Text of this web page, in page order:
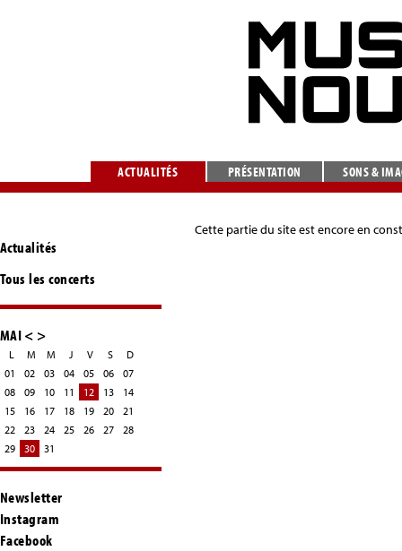
ACTUALITÉS PRÉSENTATION SONS &
Actualités
Tous les concerts
MAI< >
L M M J V S
D
01
02 03 04 05 06
07
08
09 10 11 12 13
14
15
16 17 18 19 20
21
22
23 24 25 26 27
28
29
30 31
Newsletter
Instagram
Facebook
Cette partie du site est encore en